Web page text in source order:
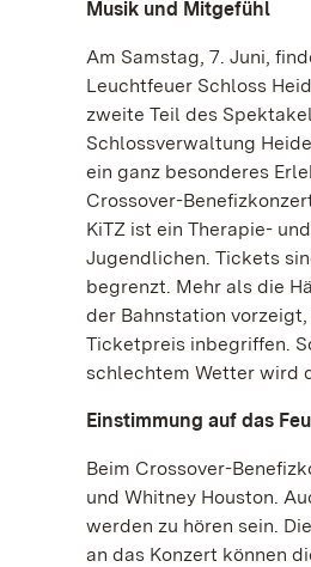
Musik und Mitgefühl
Am Samstag, 7. Juni,
Leuchtfeuer Schloss
zweite Teil des
Schlossverwaltung
ein ganz besonderes
Crossover-
KiTZ ist ein Therapie-
Jugendlichen. Tickets
begrenzt. Mehr als die
der Bahnstation
Ticketpreis inbegriffen.
schlechtem Wetter wird
Einstimmung auf das
Beim Crossover-
und Whitney Houston.
werden zu hören sein.
an das Konzert können